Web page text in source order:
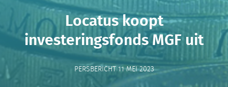
Locatus koopt
investeringsfonds MGF uit
PERSBERICHT 11 MEI 2023